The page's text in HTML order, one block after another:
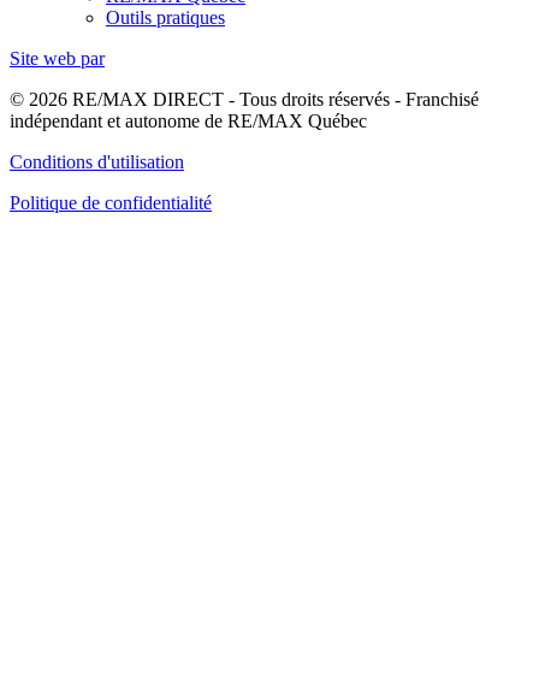
Outils pratiques
Site web par
© 2026 RE/MAX DIRECT - Tous droits réservés - Franchisé
indépendant et autonome de RE/MAX Québec
Conditions d'utilisation
Politique de confidentialité